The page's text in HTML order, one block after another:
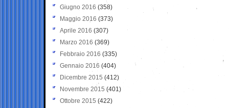
Giugno 2016 (358)
Maggio 2016 (373)
Aprile 2016 (307)
Marzo 2016 (369)
Febbraio 2016 (335)
Gennaio 2016 (404)
Dicembre 2015 (412)
Novembre 2015 (401)
Ottobre 2015 (422)